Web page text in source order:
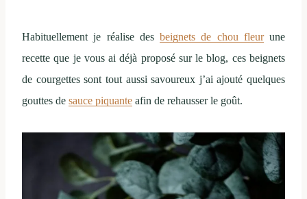
Habituellement je réalise des beignets de chou fleurune
recette que je vous ai déjà proposé sur le blog, ces beignets
de courgettes sont tout aussi savoureux j’ai ajouté quelques
gouttes de sauce piquante afin de rehausser le goût.